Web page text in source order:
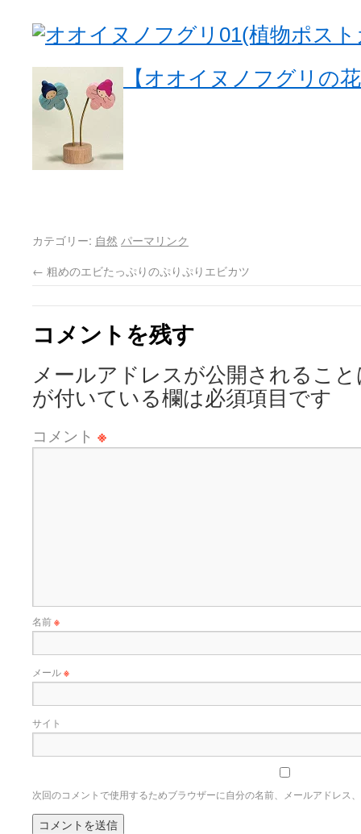
オオイヌノフグリ01(植物ポス
【オオイヌノフグリの
カテゴリー: 自然 パーマリンク
← 粗めのエビたっぷりのぷりぷりエビカツ
コメントを残す
メールアドレスが公開されるこ
が付いている欄は必須項目です
コメント ※
名前※
メール※
サイト
次回のコメントで使用するためブラウザーに自分の名前、メールアドレス